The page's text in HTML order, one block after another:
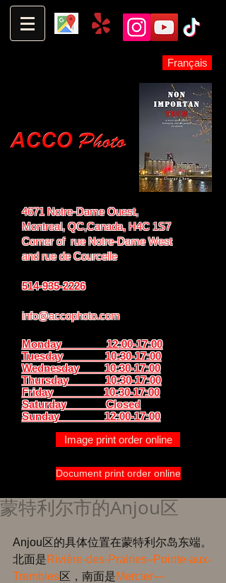
Français
4671 Notre-Dame Ouest,
Montreal, QC,Canada, H4C 1S7
Corner of rue Notre-Dame West
andrue de Courcelle
514-935-2226
info@accophoto.com
Monday 12:00-17:00
Tuesday 10:30-17:00
Wednesday 10:30-17:00
Thursday 10:30-17:00
Friday 10:30-17:00
Saturday Closed
Sunday 12:00-17:00
Image print order online
Document print order online
蒙特利尔市的Anjou区
Anjou区的具体位置在蒙特利尔岛东端。
北面是 Rivière-des-Prairies–Pointe-aux-
Trembles区，南面是Mercier—